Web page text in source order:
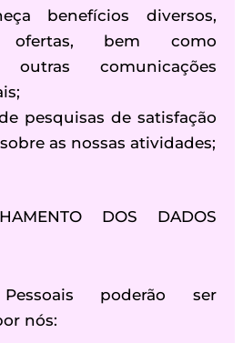
benefícios diversos,
ofertas, bem como
outras comunicações
pesquisas de satisfação
as nossas atividades;
DOS DADOS
poderão ser
nós: